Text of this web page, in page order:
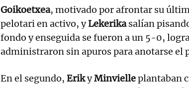
Goikoetxea, motivado por afrontar su
pelotari en activo, yLekerikasalían
fondo y enseguida se fueron a un 5-0,
administraron sin apuros para anotarse el
En el segundo, ErikyMinvielleplantaban